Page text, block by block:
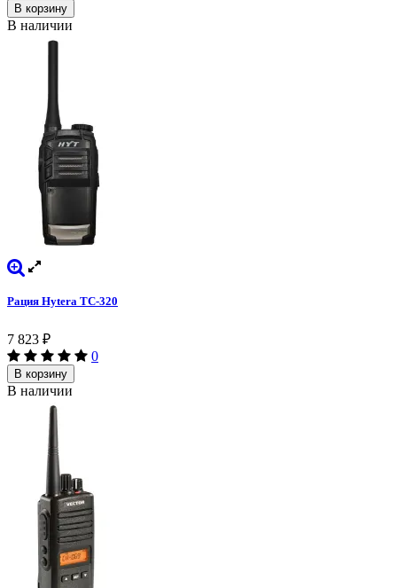
В корзину
В наличии
Рация Hytera TC-320
7 823 ₽
0
В корзину
В наличии